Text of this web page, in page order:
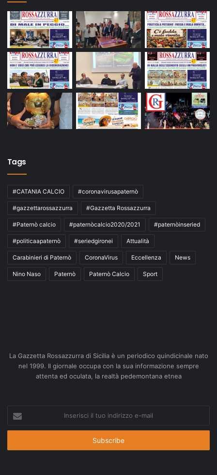
Tags
#CATANIA CALCIO #coronavirusapaternò
#gazzettarossazzurra #Gazzetta Rossazzurra
#Paternò calcio #paternòcalcio2020/2021 #paternòinseried
#politicaapaternò #seriedgironei Attualità
Carabinieri di Paternò CoronaVirus Eccellenza News
Nino Naso Paternò Paternò Calcio Sport
La Gazzetta Rossazzurra di Sicilia è un periodico quindicinale nato
nel 1999. Il giornale occupa con la sua informazione sempre
attenta ed oculata, la realtà pedemontana etnea
tuo
e-